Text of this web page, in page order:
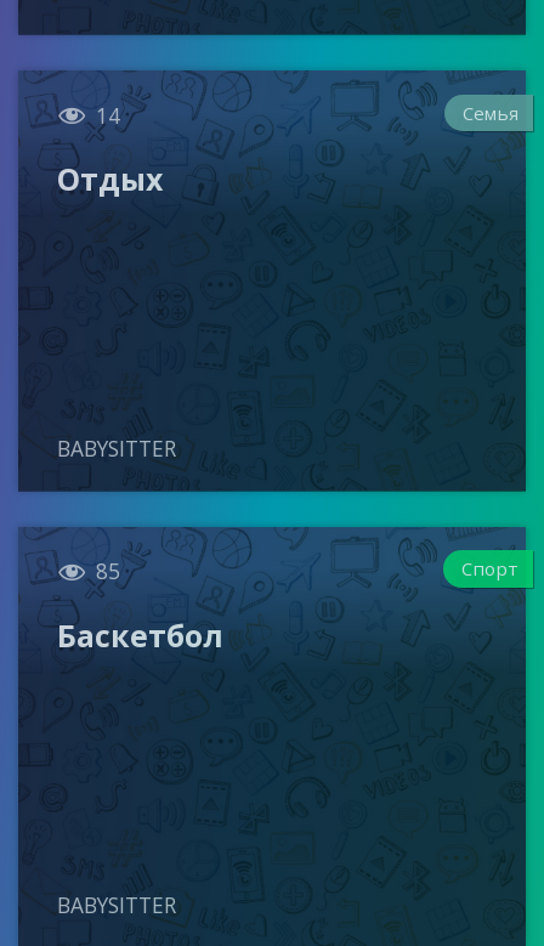
 14 Семья
Отдых
BABYSITTER
 85 Спорт
Баскетбол
BABYSITTER